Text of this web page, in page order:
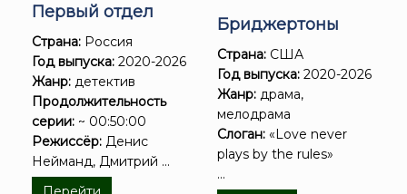
Первый отдел
Страна: Россия
Год выпуска: 2020-2026
Жанр: детектив
Продолжительность
серии: ~ 00:50:00
Режиссёр: Денис
Нейманд, Дмитрий ...
Бриджертоны
Страна: США
Год выпуска: 2020-2026
Жанр: драма,
мелодрама
Слоган: «Love never
plays by the rules»
...